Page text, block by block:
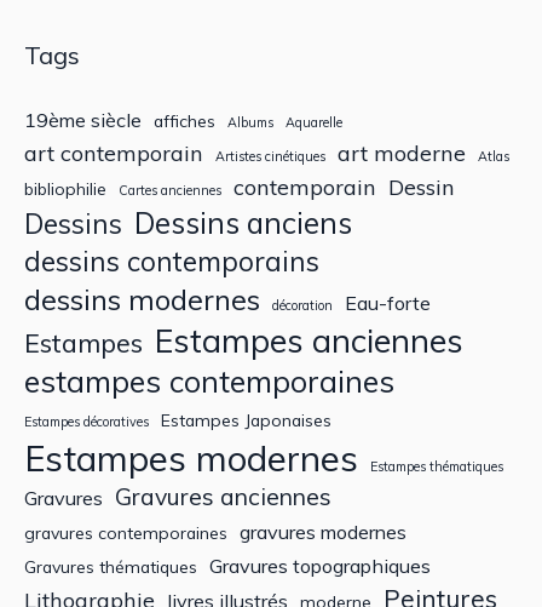
Tags
19ème siècle affiches Albums Aquarelle
art contemporain Artistes cinétiques art moderne Atlas
bibliophilie Cartes anciennes contemporain Dessin
Dessins Dessins anciens
dessins contemporains
dessins modernes décoration Eau-forte
Estampes Estampes anciennes
estampes contemporaines
Estampes décoratives Estampes Japonaises
Estampes modernes Estampes thématiques
Gravures Gravures anciennes
gravures contemporaines gravures modernes
Gravures thématiques Gravures topographiques
Lithographie livres illustrés moderne Peintures